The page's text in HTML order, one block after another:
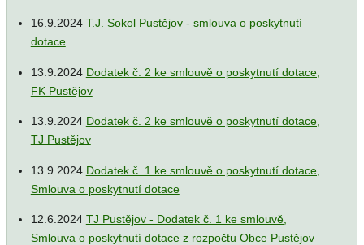
16.9.2024 T.J. Sokol Pustějov - smlouva o poskytnutí
dotace
13.9.2024 Dodatek č. 2 ke smlouvě o poskytnutí dotace,
FK Pustějov
13.9.2024 Dodatek č. 2 ke smlouvě o poskytnutí dotace,
TJ Pustějov
13.9.2024 Dodatek č. 1 ke smlouvě o poskytnutí dotace,
Smlouva o poskytnutí dotace
12.6.2024 TJ Pustějov - Dodatek č. 1 ke smlouvě,
Smlouva o poskytnutí dotace z rozpočtu Obce Pustějov